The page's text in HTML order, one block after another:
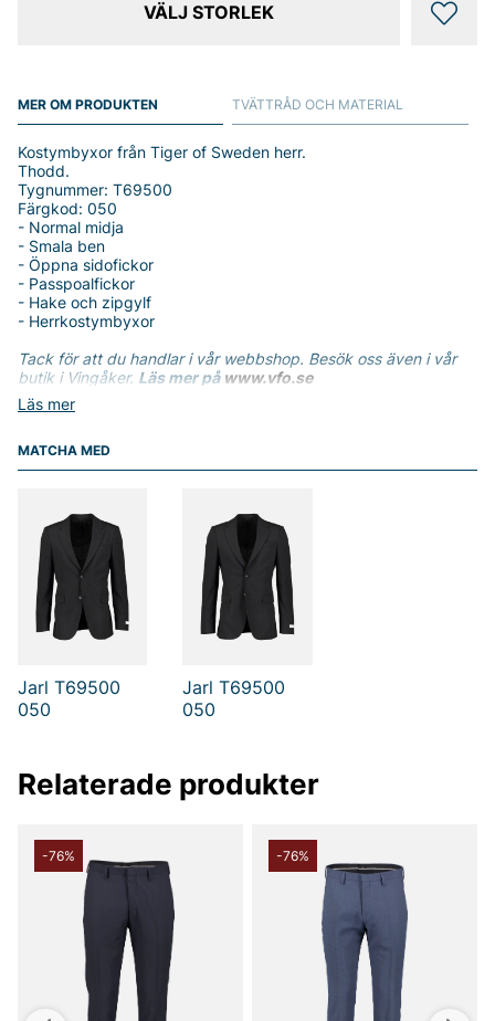
VÄLJ STORLEK
MER OM PRODUKTEN
Läs mer
Kostymbyxor från Tiger of Sweden herr.
Thodd.
Tygnummer: T69500
Färgkod: 050
- Normal midja
- Smala ben
- Öppna sidofickor
- Passpoalfickor
- Hake och zipgylf
- Herrkostymbyxor
Tack för att du handlar i vår webbshop. Besök oss även i vår
butik i Vingåker. Läs mer på www.vfo.se
TVÄTTRÅD OCH MATERIAL
MATCHA MED
Jarl T69500
050
Jarl T69500
050
Relaterade produkter
-76% -76%